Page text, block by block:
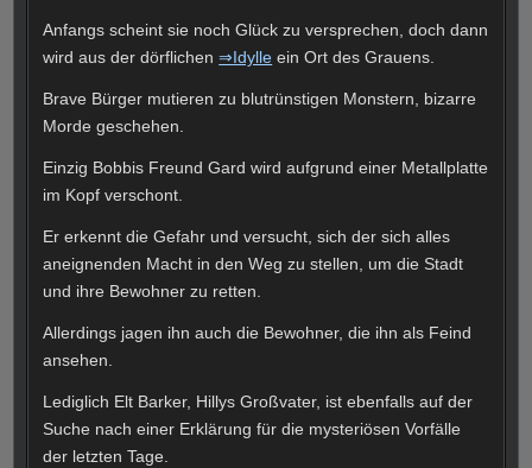
Anfangs scheint sie noch Glück zu versprechen, doch dann
wird aus der dörflichen⇒Idylle ein Ort des Grauens.
Brave Bürger mutieren zu blutrünstigen Monstern, bizarre
Morde geschehen.
Einzig Bobbis Freund Gard wird aufgrund einer Metallplatte
im Kopf verschont.
Er erkennt die Gefahr und versucht, sich der sich alles
aneignenden Macht in den Weg zu stellen, um die Stadt
und ihre Bewohner zu retten.
Allerdings jagen ihn auch die Bewohner, die ihn als Feind
ansehen.
Lediglich Elt Barker, Hillys Großvater, ist ebenfalls auf der
Suche nach einer Erklärung für die mysteriösen Vorfälle
der letzten Tage.